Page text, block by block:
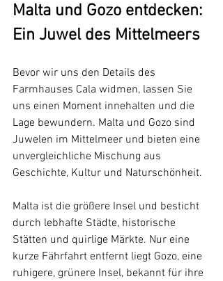
Malta und Gozo entdecken:
Ein Juwel des Mittelmeers
Bevor wir uns den Details des
Farmhauses Cala widmen, lassen Sie
uns einen Moment innehalten und die
Lage bewundern. Malta und Gozo sind
Juwelen im Mittelmeer und bieten eine
unvergleichliche Mischung aus
Geschichte, Kultur und Naturschönheit.
Malta ist die größere Insel und besticht
durch lebhafte Städte, historische
Stätten und quirlige Märkte. Nur eine
kurze Fährfahrt entfernt liegt Gozo, eine
ruhigere, grünere Insel, bekannt für ihre